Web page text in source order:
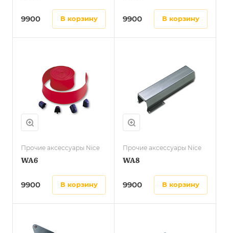
9900 в корзину 9900 в корзину
Прочие аксессуары Nice
WA6
9900 в корзину
Прочие аксессуары Nice
WA8
9900 в корзину